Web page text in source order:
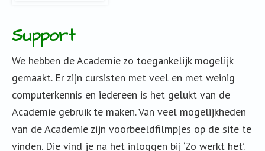
Support
We hebben de Academie zo toegankelijk mogelijk
gemaakt. Er zijn cursisten met veel en met weinig
computerkennis en iedereen is het gelukt van de
Academie gebruik te maken. Van veel mogelijkheden
van de Academie zijn voorbeeldfilmpjes op de site te
vinden. Die vind je na het inloggen bij ‘Zo werkt het’.